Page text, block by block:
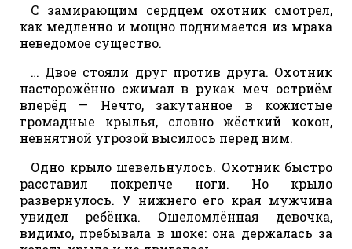
С замирающим сердцем охотник смотрел,
как медленно и мощно поднимается из мрака
неведомое существо.
… Двое стояли друг против друга. Охотник
насторожённо сжимал в руках меч остриём
вперёд — Нечто, закутанное в кожистые
громадные крылья, словно жёсткий кокон,
невнятной угрозой высилось перед ним.
Одно крыло шевельнулось. Охотник быстро
расставил покрепче ноги. Но крыло
развернулось. У нижнего его края мужчина
увидел ребёнка. Ошеломлённая девочка,
видимо, пребывала в шоке: она держалась за